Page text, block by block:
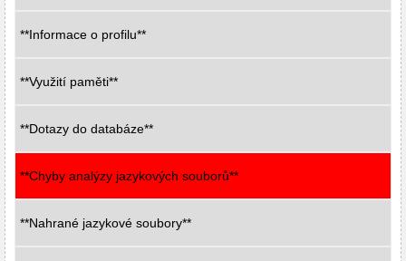
**Informace o profilu**
**Využití paměti**
**Dotazy do databáze**
**Chyby analýzy jazykových souborů**
**Nahrané jazykové soubory**